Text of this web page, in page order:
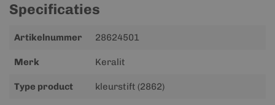
Specificaties
Meer
Artikelnummer 28624501
Merk Keralit
Type product kleurstift (2862)